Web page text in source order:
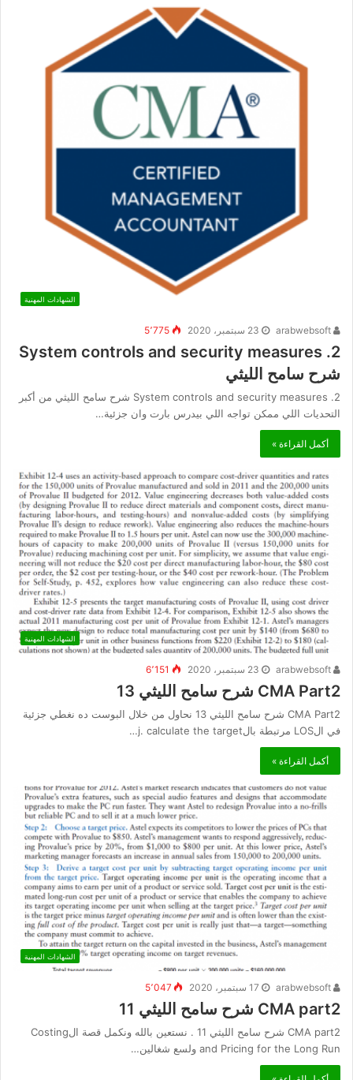
الشهادات المهنية
23 سبتمبر، 2020 5٬775
2. System controls and security measures
شرح سامح الليثي
2. System controls and security measures شرح سامح الليثي من أكبر
التحديات اللي ممكن تواجه اللي بيدرس بارت وان جزئية…
أكمل القراءة »
الشهادات المهنية
23 سبتمبر، 2020 6٬151
CMA Part2 شرح سامح الليثي 13
CMA Part2 شرح سامح الليثي 13 نحاول من خلال البوست ده نغطي جزئية
في الLOS مرتبطة بالj. calculate the target…
أكمل القراءة »
الشهادات المهنية
17 سبتمبر، 2020 5٬047
CMA part2 شرح سامح الليثي 11
CMA part2 شرح سامح الليثي 11 . نستعين بالله ونكمل قصة الCosting
and Pricing for the Long Run ولسع شغالين…